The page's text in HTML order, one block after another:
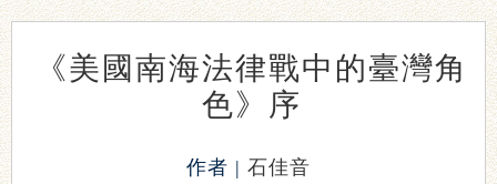
《美國南海法律戰中的臺灣角
色》序
作者 | 石佳音